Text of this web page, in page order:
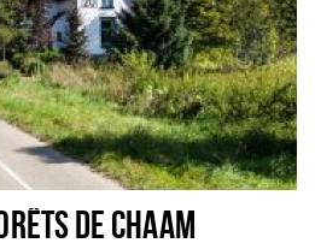
DE CHAAM